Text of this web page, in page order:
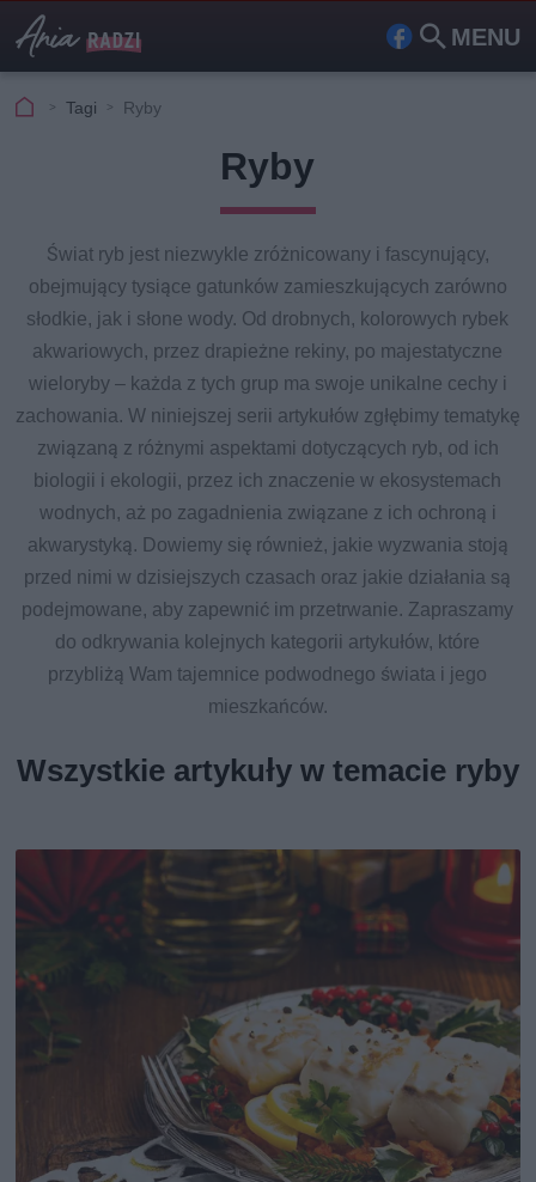
MENU
Fa Szu
Tagi Ryby
Ryby
Świat ryb jest niezwykle zróżnicowany i fascynujący,
obejmujący tysiące gatunków zamieszkujących zarówno
słodkie, jak i słone wody. Od drobnych, kolorowych rybek
akwariowych, przez drapieżne rekiny, po majestatyczne
wieloryby – każda z tych grup ma swoje unikalne cechy i
zachowania. W niniejszej serii artykułów zgłębimy tematykę
związaną z różnymi aspektami dotyczących ryb, od ich
biologii i ekologii, przez ich znaczenie w ekosystemach
wodnych, aż po zagadnienia związane z ich ochroną i
akwarystyką. Dowiemy się również, jakie wyzwania stoją
przed nimi w dzisiejszych czasach oraz jakie działania są
podejmowane, aby zapewnić im przetrwanie. Zapraszamy
do odkrywania kolejnych kategorii artykułów, które
przybliżą Wam tajemnice podwodnego świata i jego
mieszkańców.
Wszystkie artykuły w temacie ryby